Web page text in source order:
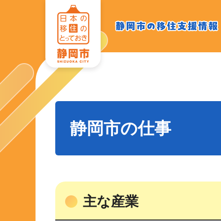
静岡
市の
移住
支援
情報
静岡市の移住支援
静岡市の仕事
主な産業